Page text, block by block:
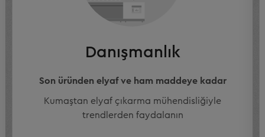
Danışmanlık
Son üründen elyaf ve ham maddeye kadar
Kumaştan elyaf çıkarma mühendisliğiyle
trendlerden faydalanın